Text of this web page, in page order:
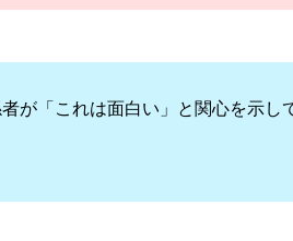
が「これは面白い」と関心を示し